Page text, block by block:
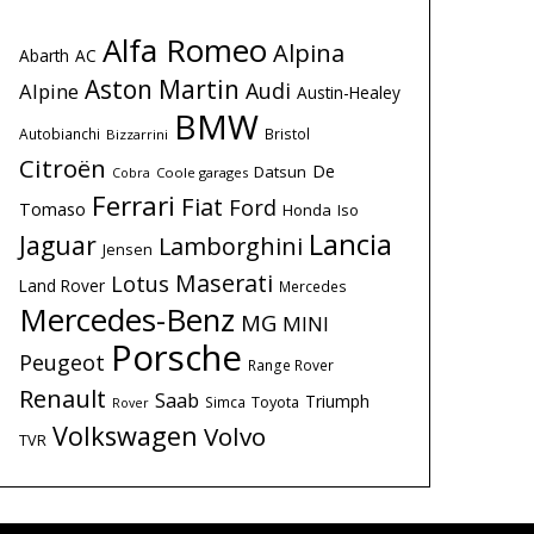
Abarth AC Alfa Romeo Alpina
Alpine Aston Martin Audi Austin-Healey
Autobianchi Bizzarrini BMW Bristol
Citroën Cobra Coole garages Datsun De
Tomaso Ferrari Fiat Ford Honda Iso
Jaguar Jensen Lamborghini Lancia
Land Rover Lotus Maserati Mercedes
Mercedes-Benz MG MINI
Peugeot Porsche Range Rover
Renault Rover Saab Simca Toyota Triumph
TVR Volkswagen Volvo